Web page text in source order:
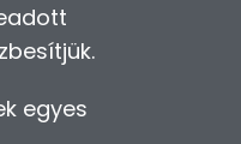
egyes